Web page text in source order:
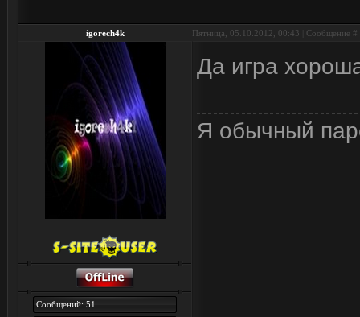
igorech4k Пятница, 05.10.2012, 00:43 | Сообщение #
Сообщений: 51
Да игра
Я обычный